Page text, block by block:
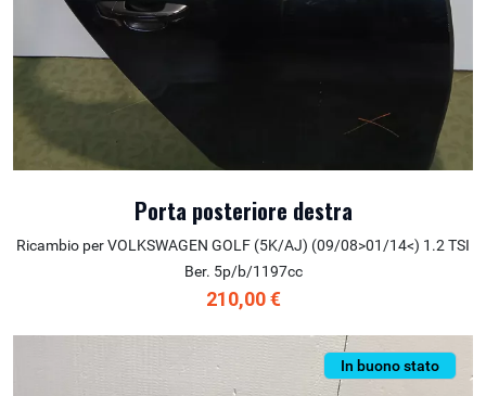
Porta posteriore destra
Ricambio per VOLKSWAGEN GOLF (5K/AJ) (09/08>01/14<) 1.2 TSI
Ber. 5p/b/1197cc
210,00 €
In buono stato